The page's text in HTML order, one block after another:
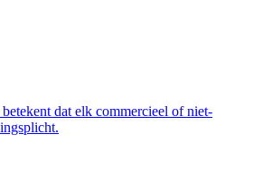
dat elk commercieel of niet-